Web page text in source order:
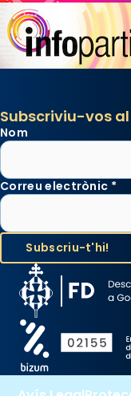
Subscriviu-vos
Nom
Correu electrònic *